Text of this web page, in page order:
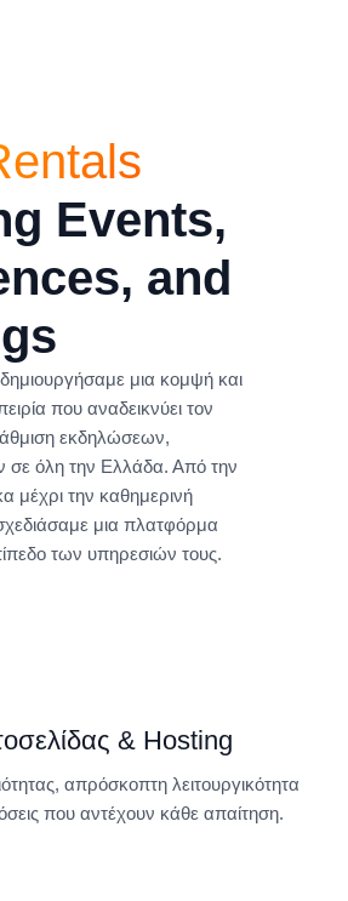
Events,
and
μια κομψή και
που αναδεικνύει τον
εκδηλώσεων,
σε όλη την Ελλάδα. Από την
μέχρι την καθημερινή
μια πλατφόρμα
των υπηρεσιών τους.
& Hosting
απρόσκοπτη λειτουργικότητα
που αντέχουν κάθε απαίτηση.